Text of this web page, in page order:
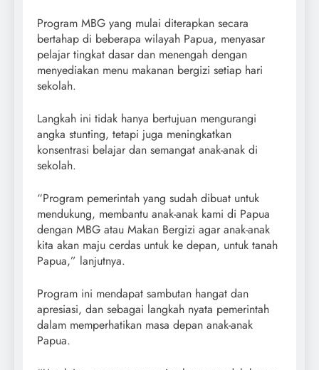
Program MBG yang mulai diterapkan secara
bertahap di beberapa wilayah Papua, menyasar
pelajar tingkat dasar dan menengah dengan
menyediakan menu makanan bergizi setiap hari
sekolah.
Langkah ini tidak hanya bertujuan mengurangi
angka stunting, tetapi juga meningkatkan
konsentrasi belajar dan semangat anak-anak di
sekolah.
“Program pemerintah yang sudah dibuat untuk
mendukung, membantu anak-anak kami di Papua
dengan MBG atau Makan Bergizi agar anak-anak
kita akan maju cerdas untuk ke depan, untuk tanah
Papua,” lanjutnya.
Program ini mendapat sambutan hangat dan
apresiasi, dan sebagai langkah nyata pemerintah
dalam memperhatikan masa depan anak-anak
Papua.